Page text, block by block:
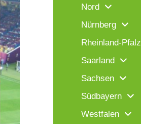
Nord
Nürnberg
Rheinland-Pfalz
Saarland
Sachsen
Südbayern
Westfalen